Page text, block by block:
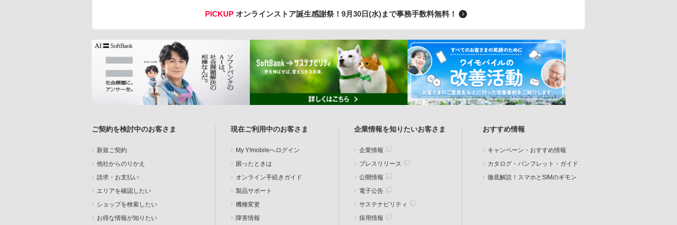
PICKUP オンラインストア誕生感謝祭！ 9月30日(水)まで事務手数料無料！
ご契約を検討中のお客さま
新規ご契約
他社からのりかえ
請求・お支払い
エリアを確認したい
ショップを検索したい
お得な情報が知りたい
現在ご利用中のお客さま
My Y!mobileへログイン
困ったときは
オンライン手続きガイド
製品サポート
機種変更
障害情報
企業情報を知りたいお客さま
企業情報
プレスリリース
公開情報
電子公告
サステナビリティ
採用情報
おすすめ情報
キャンペーン・おすすめ情報
カタログ・パンフレット・ガイド
徹底解説！スマホとSIMのギモン